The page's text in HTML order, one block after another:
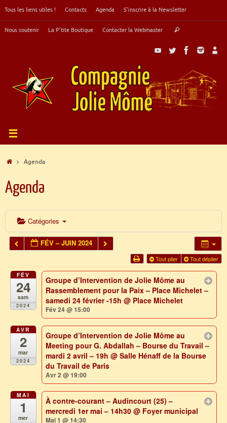
au
Tous les liens utiles ! Contacts Agenda S’inscrire à la Newsletter
Nous soutenir La P’tite Boutique Contacter la Webmaster Rechercher
Accueil
Agenda
Agenda
Catégories
FÉV – JUIN 2024
Tout plier Tout déplier
FÉV
24
sam
2024
Groupe d’Intervention de Jolie Môme au
Rassemblement pour la Paix – Place Michelet –
samedi 24 février -15h@ Place Michelet
Fév 24 @ 15:00
AVR
2
mar
2024
Groupe d’Intervention de Jolie Môme au
Meeting pour G. Abdallah – Bourse du Travail –
mardi 2 avril – 19h@ Salle Hénaff de la Bourse
du Travail de Paris
Avr 2 @ 19:00
MAI
1
mer
À contre-courant – Audincourt (25) –
mercredi 1er mai – 14h30@ Foyer municipal
Mai 1 @ 14:30